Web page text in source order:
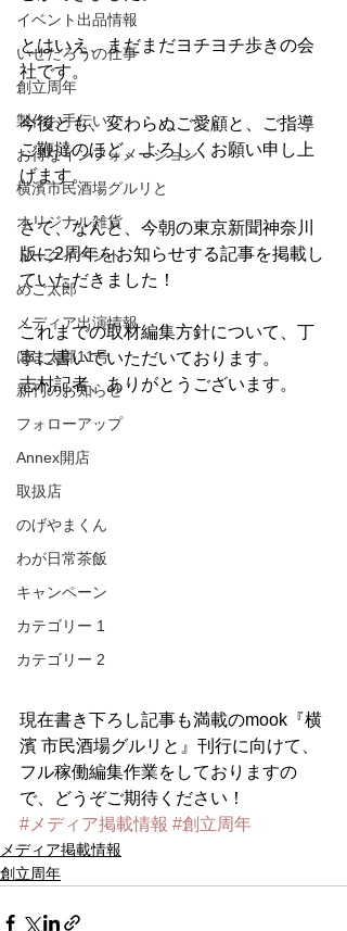
イベント出品情報
いせたろうの仕事
創立周年
製作お手伝い
お得なインフォメーション
横濱市民酒場グルリと
オリジナル雑貨
トークイベント
めご太郎
メディア出演情報
はま太郎11号
新刊のお知らせ
フォローアップ
Annex開店
取扱店
のげやまくん
わが日常茶飯
キャンペーン
カテゴリー 1
カテゴリー 2
とはいえ、まだまだヨチヨチ歩きの会
社です。
今後とも、変わらぬご愛顧と、ご指導
ご鞭撻のほど、よろしくお願い申し上
げます。
さて、なんと、今朝の東京新聞神奈川
版に2周年をお知らせする記事を掲載し
ていただきました！
これまでの取材編集方針について、丁
寧に書いていただいております。
志村記者、ありがとうございます。
現在書き下ろし記事も満載のmook『横
濱 市民酒場グルリと』刊行に向けて、
フル稼働編集作業をしておりますの
で、どうぞご期待ください！
#メディア掲載情報 #創立周年
メディア掲載情報
創立周年